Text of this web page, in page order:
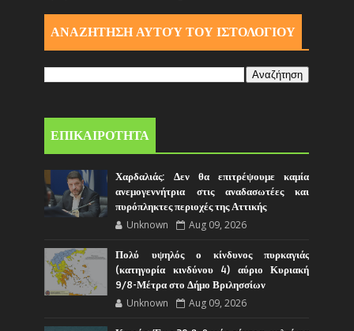
ΑΝΑΖΗΤΗΣΗ ΑΥΤΟΎ ΤΟΥ ΙΣΤΟΛΟΓΙΟΥ
ΕΠΙΚΑΙΡΟΤΗΤΑ
Χαρδαλιάς: Δεν θα επιτρέψουμε καμία
ανεμογεννήτρια στις αναδασωτέες και
πυρόπληκτες περιοχές της Αττικής
Unknown Aug 09, 2026
Πολύ υψηλός ο κίνδυνος πυρκαγιάς
(κατηγορία κινδύνου 4) αύριο Κυριακή
9/8-Μέτρα στο Δήμο Βριλησσίων
Unknown Aug 09, 2026